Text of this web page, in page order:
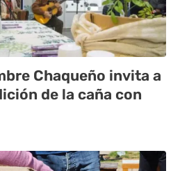
Chaqueño invita a
de la caña con